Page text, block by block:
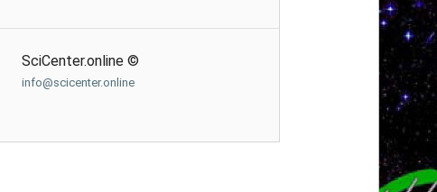
SciCenter.online ©
info@scicenter.online